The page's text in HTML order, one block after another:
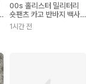
00s 홀리스터 밀리터리
숏팬츠 카고 반바지 백사
틴 그린 36
1시간 전